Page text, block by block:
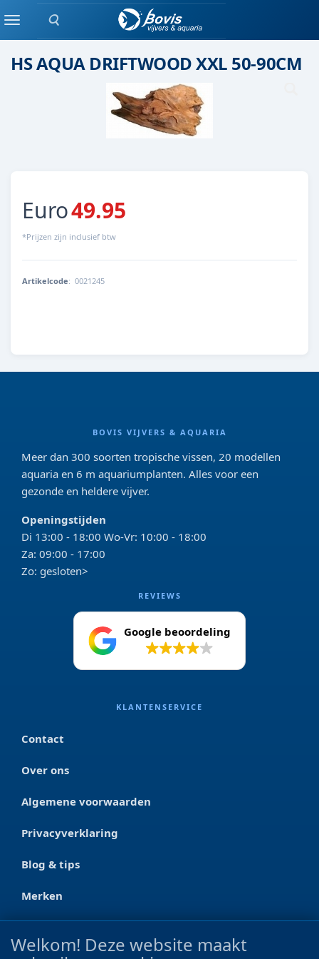
Zoeken
Menu
HS AQUA DRIFTWOOD XXL 50-90CM
Euro49.95
*Prijzen zijn inclusief btw
Artikelcode: 0021245
BOVIS VIJVERS & AQUARIA
Meer dan 300 soorten tropische vissen, 20 modellen
aquaria en 6 m aquariumplanten. Alles voor een
gezonde en heldere vijver.
Openingstijden
Di 13:00 - 18:00 Wo-Vr: 10:00 - 18:00
Za: 09:00 - 17:00
Zo: gesloten>
REVIEWS
Google beoordeling
KLANTENSERVICE
Contact
Over ons
Algemene voorwaarden
Privacyverklaring
Blog & tips
Merken
CONTACT
Welkom! Deze website maakt